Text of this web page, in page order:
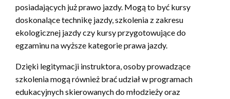
posiadających już prawo jazdy. Mogą to być kursy
doskonalące technikę jazdy, szkolenia z zakresu
ekologicznej jazdy czy kursy przygotowujące do
egzaminu na wyższe kategorie prawa jazdy.
Dzięki legitymacji instruktora, osoby prowadzące
szkolenia mogą również brać udział w programach
edukacyjnych skierowanych do młodzieży oraz